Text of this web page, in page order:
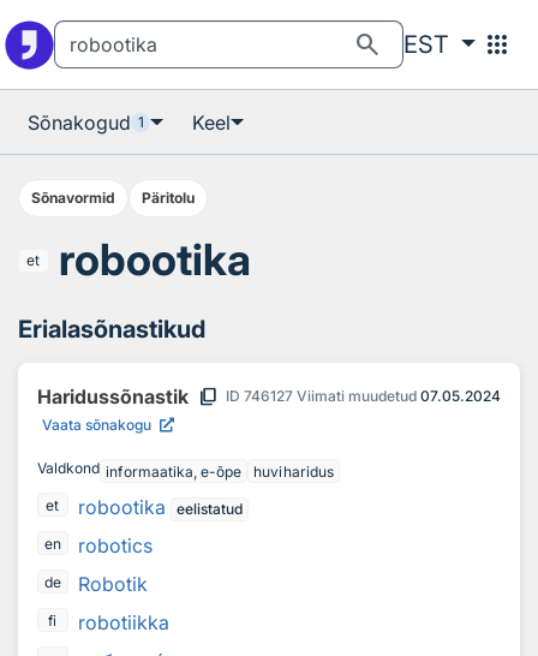
search EST apps
Sõnakogud 1 Keel
Sõnavormid Päritolu
et robootika
Erialasõnastikud
Haridussõnastik content_copy ID 746127 Viimati muudetud 07.05.2024
Vaata sõnakogu
Valdkond informaatika, e-õpe
huviharidus
et
robootika
eelistatud
en
robotics
de Robotik
fi robotiikka